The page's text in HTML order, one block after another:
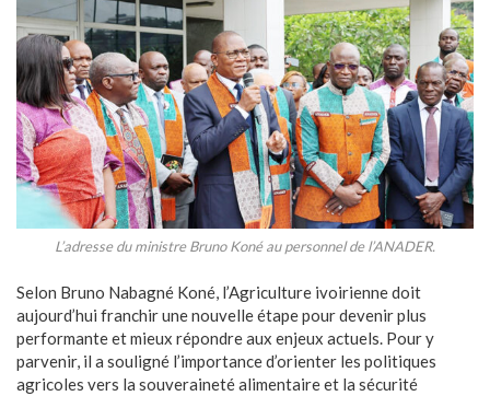
L’adresse du ministre Bruno Koné au personnel de l’ANADER.
Selon Bruno Nabagné Koné, l’Agriculture ivoirienne doit
aujourd’hui franchir une nouvelle étape pour devenir plus
performante et mieux répondre aux enjeux actuels. Pour y
parvenir, il a souligné l’importance d’orienter les politiques
agricoles vers la souveraineté alimentaire et la sécurité